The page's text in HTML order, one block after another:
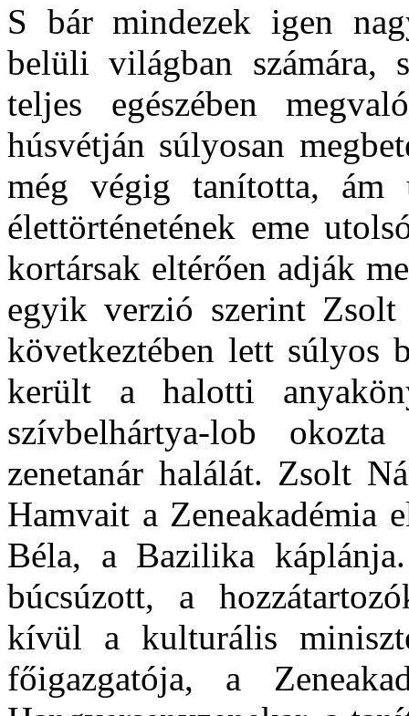
S bár mindezek igen
belüli világban szá­mára,
teljes egészében
húsvétján súlyosan
még végig tanította, ám
élettörténetének eme
kortársak eltérően adják
egyik verzió szerint Zsolt
következtében lett súlyos
került a halotti
szívbelhártya-lob
zenetanár halálát. Zsolt
Hamvait a Zeneakadémia
Béla, a Ba­zilika
búcsúzott, a
kívül a kulturális
főigazgatója, a